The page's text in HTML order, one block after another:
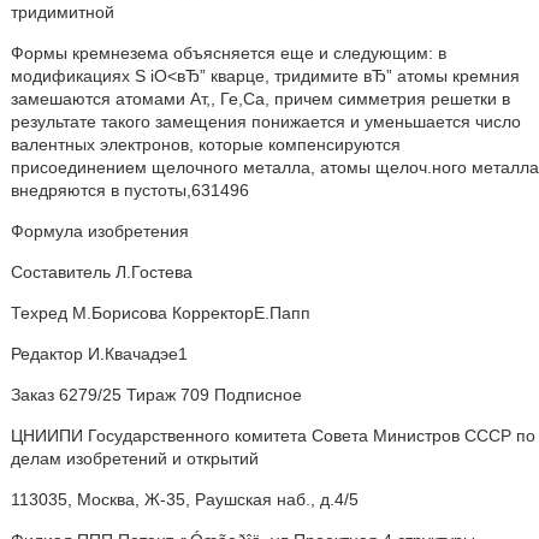
тридимитной
Формы кремнезема объясняется еще и следующим: в
модификациях S iO<вЂ” кварце, тридимите вЂ” атомы кремния
замешаются атомами Ат,, Ге,Са, причем симметрия решетки в
результате такого замещения понижается и уменьшается число
валентных электронов, которые компенсируются
присоединением щелочного металла, атомы щелоч.ного металла
внедряются в пустоты,631496
Формула изобретения
Составитель Л.Гостева
Техред М.Борисова КорректорЕ.Папп
Редактор И.Квачадэе1
Заказ 6279/25 Тираж 709 Подписное
ЦНИИПИ Государственного комитета Совета Министров СССР по
делам изобретений и открытий
113035, Москва, Ж-35, Раушская наб., д.4/5